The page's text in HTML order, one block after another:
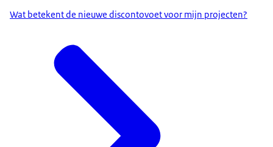
Wat betekent de nieuwe discontovoet voor mijn projecten?